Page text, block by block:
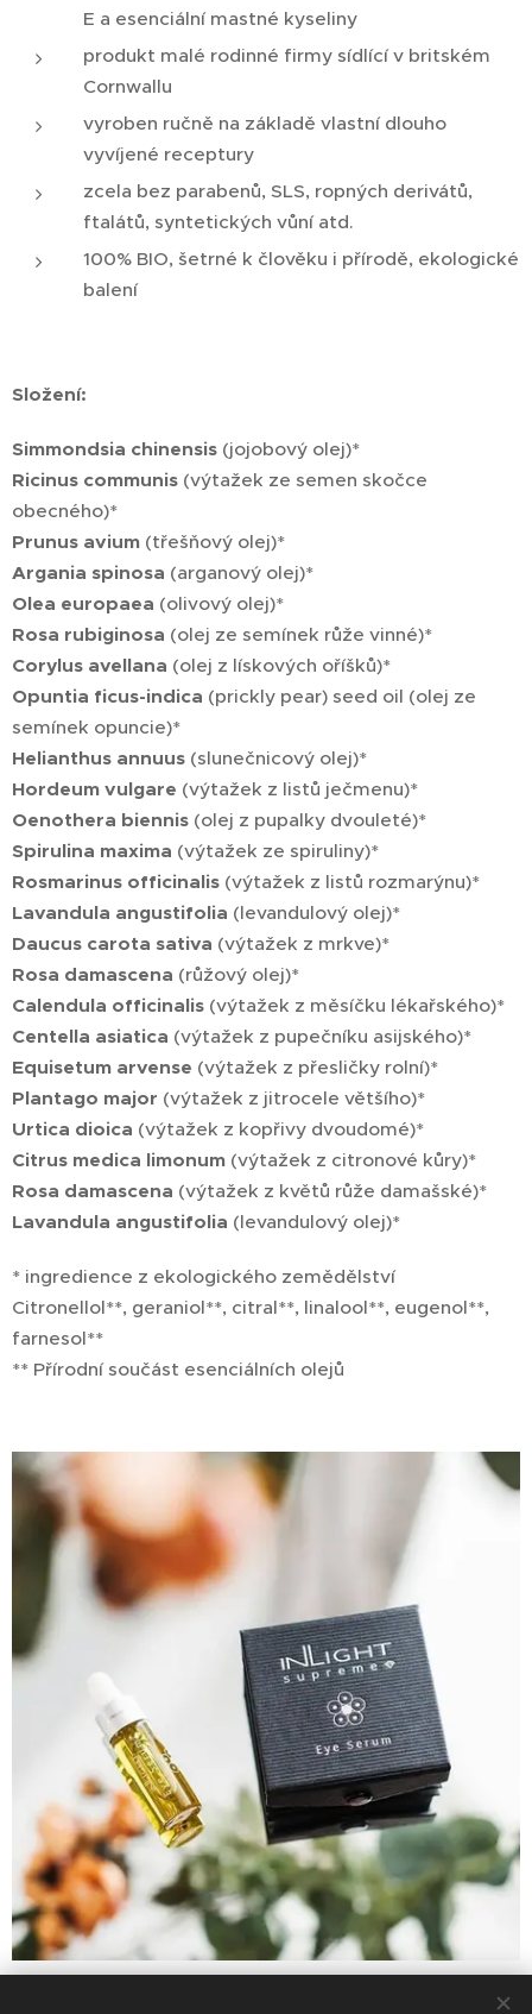
E a esenciální mastné kyseliny
produkt malé rodinné firmy sídlící v britském
Cornwallu
vyroben ručně na základě vlastní dlouho
vyvíjené receptury
zcela bez parabenů, SLS, ropných derivátů,
ftalátů, syntetických vůní atd.
100% BIO, šetrné k člověku i přírodě, ekologické
balení
Složení:
Simmondsia chinensis (jojobový olej)*
Ricinus communis (výtažek ze semen skočce
obecného)*
Prunus avium (třešňový olej)*
Argania spinosa (arganový olej)*
Olea europaea (olivový olej)*
Rosa rubiginosa (olej ze semínek růže vinné)*
Corylus avellana (olej z lískových oříšků)*
Opuntia ficus-indica (prickly pear) seed oil (olej ze
semínek opuncie)*
Helianthus annuus (slunečnicový olej)*
Hordeum vulgare (výtažek z listů ječmenu)*
Oenothera biennis (olej z pupalky dvouleté)*
Spirulina maxima (výtažek ze spiruliny)*
Rosmarinus officinalis (výtažek z listů rozmarýnu)*
Lavandula angustifolia (levandulový olej)*
Daucus carota sativa (výtažek z mrkve)*
Rosa damascena (růžový olej)*
Calendula officinalis (výtažek z měsíčku lékařského)*
Centella asiatica (výtažek z pupečníku asijského)*
Equisetum arvense (výtažek z přesličky rolní)*
Plantago major (výtažek z jitrocele většího)*
Urtica dioica (výtažek z kopřivy dvoudomé)*
Citrus medica limonum (výtažek z citronové kůry)*
Rosa damascena (výtažek z květů růže damašské)*
Lavandula angustifolia (levandulový olej)*
* ingredience z ekologického zemědělství
Citronellol**, geraniol**, citral**, linalool**, eugenol**,
farnesol**
** Přírodní součást esenciálních olejů